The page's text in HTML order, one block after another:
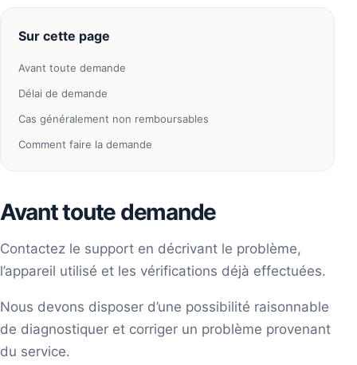
Sur cette page
Avant toute demande
Délai de demande
Cas généralement non remboursables
Comment faire la demande
Avant toute demande
Contactez le support en décrivant le problème,
l’appareil utilisé et les vérifications déjà effectuées.
Nous devons disposer d’une possibilité raisonnable
de diagnostiquer et corriger un problème provenant
du service.